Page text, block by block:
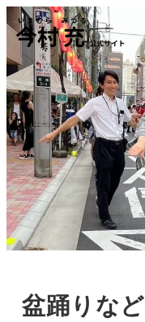
盆踊りなど